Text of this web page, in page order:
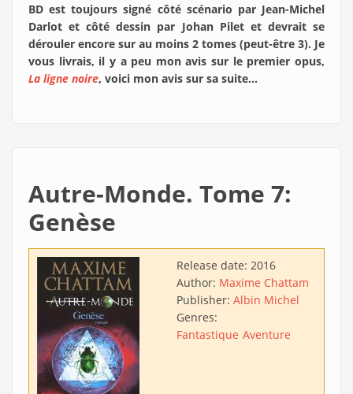
BD est toujours signé côté scénario par Jean-Michel
Darlot et côté dessin par Johan Pilet et devrait se
dérouler encore sur au moins 2 tomes (peut-être 3). Je
vous livrais, il y a peu mon avis sur le premier opus,
La ligne noire, voici mon avis sur sa suite...
Autre-Monde. Tome 7:
Genèse
Release date: 2016
Author: Maxime Chattam
Publisher: Albin Michel
Genres:
Fantastique Aventure